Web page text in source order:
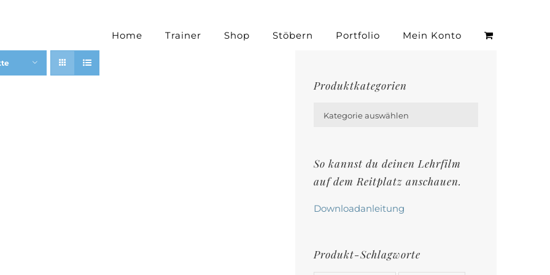
Home Trainer Shop Stöbern Portfolio Mein Konto
Produktkategorien
Kategorie auswählen
So kannst du deinen Lehrfilm
auf dem Reitplatz anschauen.
Downloadanleitung
Produkt-Schlagworte